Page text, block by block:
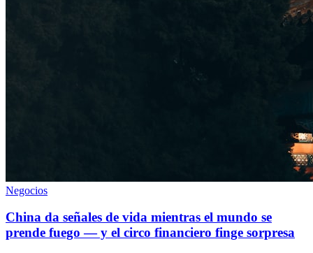
Negocios
China da señales de vida mientras el mundo se
prende fuego — y el circo financiero finge sorpresa